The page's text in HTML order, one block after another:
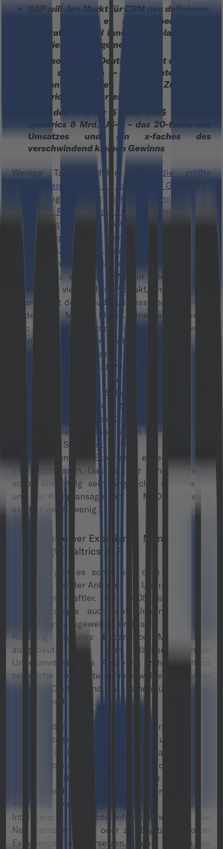
SAP will den Markt für CRM neu definieren,
dafür braucht es aber einen klaren
Integrations- und Innovationsplan für das
Experience Management
Insbesondere in Deutschland ist der Markt
noch sehr klein – viele Unternehmen
können über einen besseren Zugang zu
Qualtrics einen Vorteil haben
Statt des IPO für 5 Mrd. US-$ bekommt
Qualtrics 8 Mrd. US-$ – das 20-fache des
Umsatzes und ein x-faches des
verschwindend kleinen Gewinns
Wenige Tage nachdem
IBM die größte
Firmenübernahme der Geschichte
bekanntgegeben hat
zieht SAP mit seinem
eigenen Rekord-Deal nach
. Ohne große
Vorwarnung kündigte SAP die Übernahme des
Cloud Experience Management-Spezialisten
aus Utah an. Zwar kostet Qualtrics nur
ein Viertel von Red Hat, dennoch bedeutet der
Deal genau wie bei IBM ein ebenso hohes
Risiko, (zu?) viel Geld für Produkt, Know-how und
einen Boost des Cloud-Business und viel Arbeit
in der Post Merger Phase. Eines steht bereits
fest: SAP hat Qualtrics nicht aufgrund seiner
finanziellen Situation gekauft, sondern weil
dahinter offenbar ein klarer Plan für das
Produkt- und Cloud-Portfolio steht. Viele
Beobachter sehen darin auch einen
Frontalangriff auf Salesforce und deren
Vorherrschaft im Cloud-CRM-Markt. Bis es dazu
kommt, muss sich das Qualtrics Produkt aber
nahtlos in die CRM-Sparte von SAP integrieren.
Sonst hat SAP erst einmal nur ein neues
Marktfeld rund um Experience erweitert und für
sich erschlossen. Das mag für sich genommen
schon ein Erfolg sein, angesichts des Preises
und der Kampfansage von Bill McDermott wäre
es aber viel zu wenig.
Cloud Customer Experience Management –
das bringt Qualtrics SAP
Qualtrics gibt es schon seit dem Jahr 2002.
Begonnen hat der Anbieter mit Umfragesoftware
für Wissenschaftler. Seit 2008 hat Qualtrics
seine Strategie auch auf Unternehmen als
Zielkunden ausgeweitet und sein Portfolio in
Richtung digitales Experience Management
ausgebaut. Trotz der flächendeckenden
Unbekanntheit des Anbieters zählt Qualtrics
zahlreiche große Unternehmen weltweit, darunter
auch in Deutschland, zu seinen überwiegend
zufriedenen Kunden.
Der Kern des Portfolios ist die Umfragesoftware
und das zugehörige Datenmodell, um Kunden-
und Mitarbeitererfahrungen auszuwerten.
Qualtrics bietet verschiedene Möglichkeiten, zur
Customer, Brand, Product oder Employee
Experience Fragebögen aufzusetzen und diese
mit Hilfe von Analysetools und künstlicher
Intelligenz in relevante Informationen wie den
Net Promoter Score oder zur Digital Customer
Experience zu übersetzen. Damit können vor